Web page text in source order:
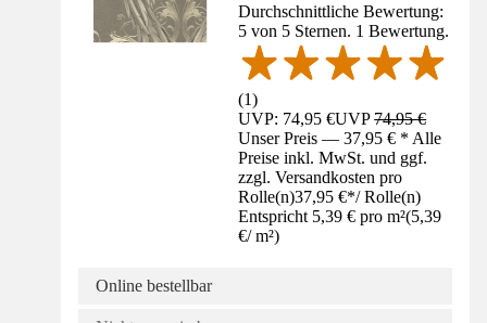
Durchschnittliche Bewertung:
5 von 5 Sternen. 1 Bewertung.
(1)
UVP: 74,95 €UVP74,95 €
Unser Preis — 37,95 € * Alle
Preise inkl. MwSt. und ggf.
zzgl. Versandkosten pro
Rolle(n)37,95 €*/ Rolle(n)
Entspricht 5,39 € pro m²(5,39
€/ m²)
Online bestellbar